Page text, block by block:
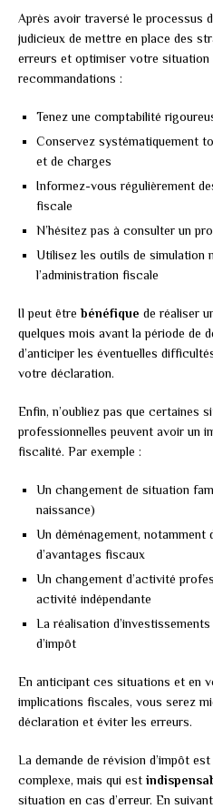
Après avoir traversé le processus
judicieux de mettre en place des
erreurs et optimiser votre situation
recommandations :
Tenez une comptabilité
Conservez systématiquement
et de charges
Informez-vous régulièrement
fiscale
N’hésitez pas à consulter un
Utilisez les outils de simulation
l’administration fiscale
Il peut êtrebénéfique de réaliser
quelques mois avant la période de
d’anticiper les éventuelles
votre déclaration.
Enfin, n’oubliez pas que certaines
professionnelles peuvent avoir un
fiscalité. Par exemple :
Un changement de situation
naissance)
Un déménagement, notamment
d’avantages fiscaux
Un changement d’activité
activité indépendante
La réalisation
d’impôt
En anticipant ces situations et en
implications fiscales, vous serez
déclaration et éviter les erreurs.
La demande de révision d’impôt
complexe, mais qui est
situation en cas d’erreur. En